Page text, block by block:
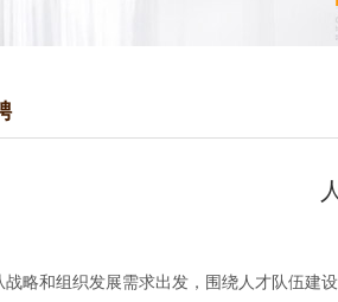
战略和组织发展需求出发，围绕人才队伍建